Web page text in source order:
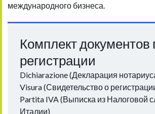
международного бизнеса.
Комплект документов
регистрации
Dichiarazione (Декларация
Visura (Свидетельство о
Partita IVA (Выписка из Налоговой
Италии)